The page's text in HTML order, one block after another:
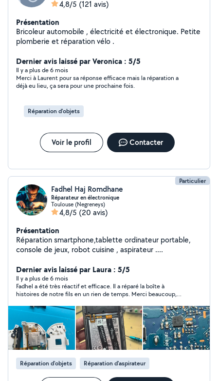
4,8/5 (121 avis)
Présentation
Bricoleur automobile , électricité et électronique. Petite
plomberie et réparation vélo .
Dernier avis laissé par Veronica : 5/5
Il y a plus de 6 mois
Merci à Laurent pour sa réponse efficace mais la réparation a
déjà eu lieu, ça sera pour une prochaine fois.
Réparation d'objets
Voir le profil Contacter
Particulier
Fadhel Haj Romdhane
Réparateur en électronique
Toulouse (Negreneys)
4,8/5 (20 avis)
Présentation
Réparation smartphone,tablette ordinateur portable,
console de jeux, robot cuisine , aspirateur ....
Dernier avis laissé par Laura : 5/5
Il y a plus de 6 mois
Fadhel a été très réactif et efficace. Il a réparé la boîte à
histoires de notre fils en un rien de temps. Merci beaucoup,
Réparation d'objets Réparation d'aspirateur